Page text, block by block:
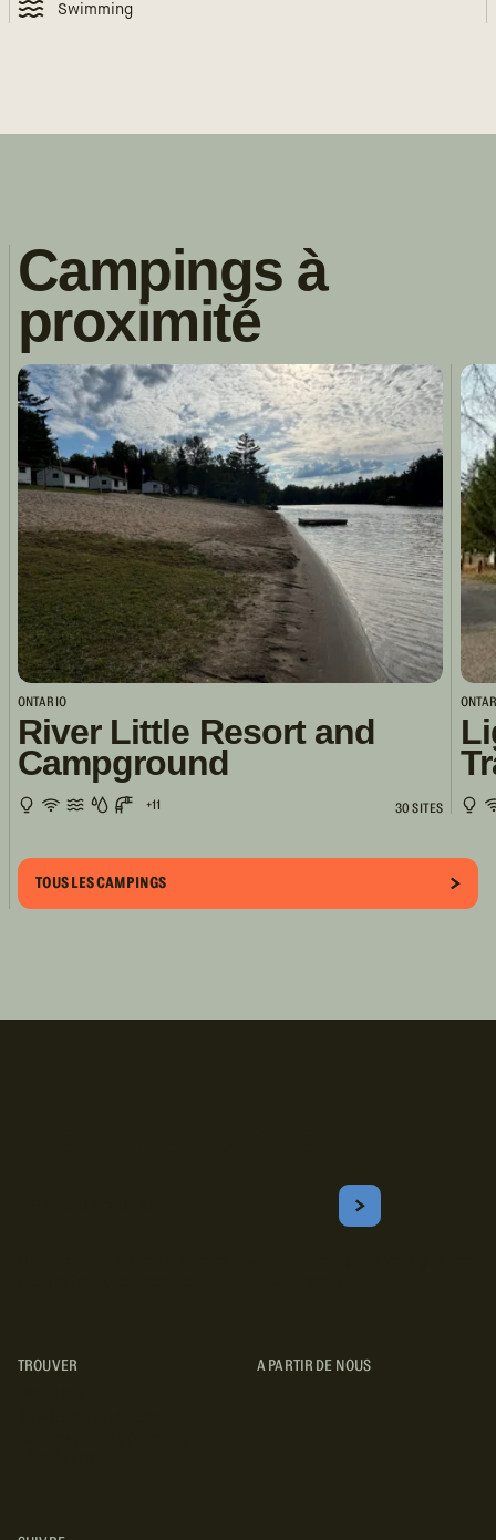
Swimming
Campings à
proximité
ONTARIO
River Little Resort and
Campground
+11 30 SITES
TOUS LES CAMPINGS
S'ABONNER
TROUVER
A PARTIR DE NOUS